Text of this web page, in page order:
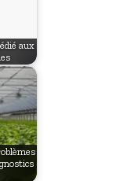
aux